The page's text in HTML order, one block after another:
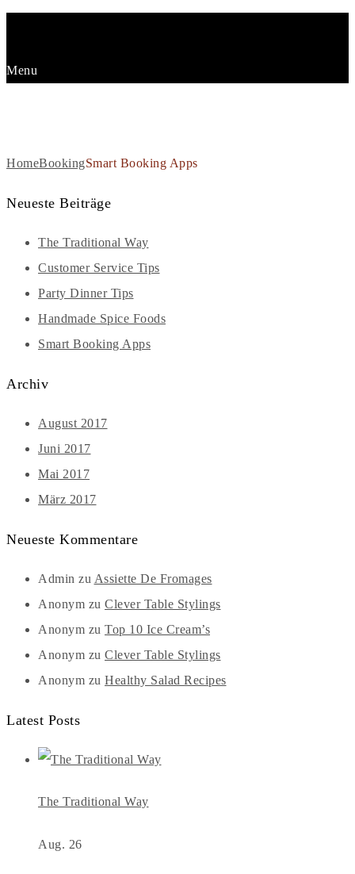
Menu
HomeBookingSmart Booking Apps
Neueste Beiträge
The Traditional Way
Customer Service Tips
Party Dinner Tips
Handmade Spice Foods
Smart Booking Apps
Archiv
August 2017
Juni 2017
Mai 2017
März 2017
Neueste Kommentare
Admin zu Assiette De Fromages
Anonym zu Clever Table Stylings
Anonym zu Top 10 Ice Cream’s
Anonym zu Clever Table Stylings
Anonym zu Healthy Salad Recipes
Latest Posts
The Traditional Way
Aug. 26